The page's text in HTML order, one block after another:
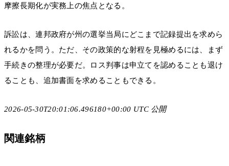
摩擦長期化が実務上の焦点となる。
訴訟は、連邦政府が州の選挙当局にどこまで記録提出を求めら
れるかを問う。ただ、その政策的な射程を見極めるには、まず
手続きの整理が必要だ。ロス判事は申立てを認めることも退け
ることも、追加書面を求めることもできる。
2026-05-30T20:01:06.496180+00:00 UTC 公開
関連銘柄